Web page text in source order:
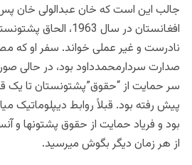
جالب این است که خان عبدالولی خان
افغانستان در سال 1963،
نادرست و غیر عملی خواند. سفر او که
صدارت سردارمحمدداود بود، در حالی
سر حمایت از “حقوق”پشتونستان تا یک
پیش رفته بود. قبلاً روابط دیپلوماتیک
بود و فریاد حمایت از حقوق پشتونها و
از هر زمان دیگر بگوش میرسید.